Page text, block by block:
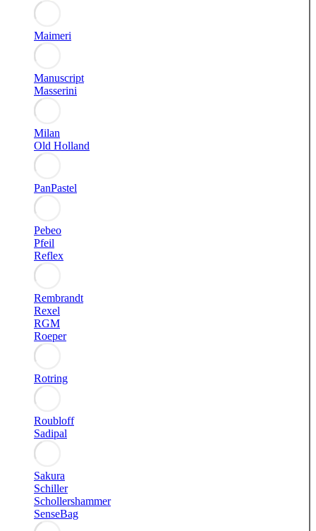
Maimeri
Manuscript
Masserini
Milan
Old Holland
PanPastel
Pebeo
Pfeil
Reflex
Rembrandt
Rexel
RGM
Roeper
Rotring
Roubloff
Sadipal
Sakura
Schiller
Schollershammer
SenseBag